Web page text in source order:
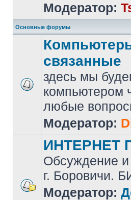
Модератор:
Основные форумы
связанные
здесь мы
компьютером
любые
Модератор:
ИНТЕРНЕТ
Обсуждение и
г. Боровичи.
Модератор: